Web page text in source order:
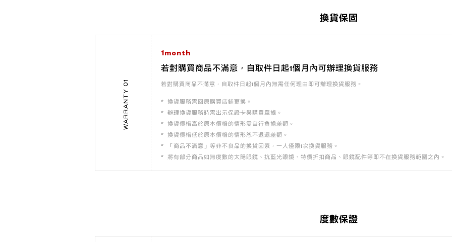
換貨保固
WARRANTY 01
1month
若對購買商品不滿意，自取件日起1個月內可辦理換貨服務
若對購買商品不滿意，自取件日起1個月內無需任何理由即可辦理換貨服務。
換貨服務需回原購買店鋪更換。
辦理換貨服務時需出示保證卡與購買單據。
換貨價格高於原本價格的情形需自行負擔差額。
換貨價格低於原本價格的情形恕不退還差額。
「商品不滿意」等非不良品的換貨因素，一人僅限1次換貨服務。
將有部分商品如無度數的太陽眼鏡、抗藍光眼鏡、特價折扣商品、眼鏡配件等即不在換貨服務範圍之內。
度數保證